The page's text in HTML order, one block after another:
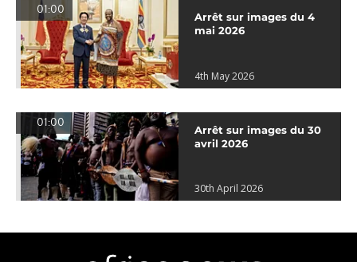
01:00
Arrêt sur images du 4
mai 2026
4th May 2026
01:00
Arrêt sur images du 30
avril 2026
30th April 2026